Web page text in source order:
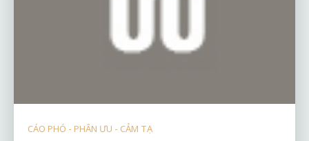
CÁO PHÓ - PHÂN ƯU - CẢM TẠ